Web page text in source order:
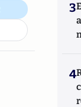
3
4